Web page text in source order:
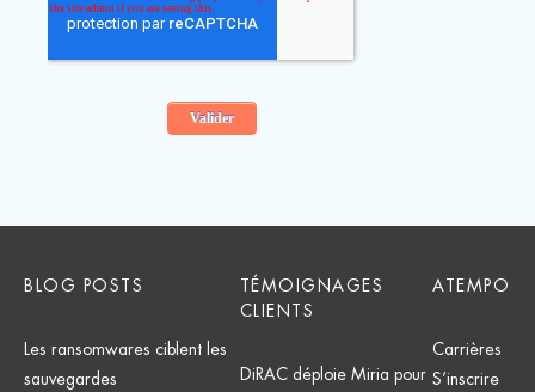
BLOG POSTS
Les ransomwares ciblent les
sauvegardes
TÉMOIGNAGES
CLIENTS
DiRAC déploie Miria pour
ATEMPO
Carrières
S’inscrire